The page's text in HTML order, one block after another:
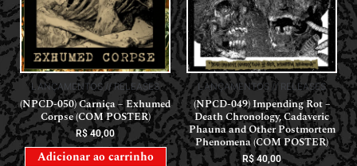
LANÇAMENTOS // RELEASES
(NPCD-050) Carniça – Exhumed
Corpse (COM POSTER)
R$40,00
Adicionar ao carrinho
LANÇAMENTOS // RELEASES
(NPCD-049) Impending Rot –
Death Chronology, Cadaveric
Phauna and Other Postmortem
Phenomena (COM POSTER)
R$40,00